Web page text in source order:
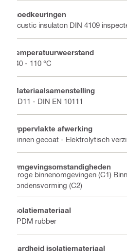
Goedkeuringen
Acustic insulaton DIN 4109
Temperatuurweerstand
-40 - 110 °C
Materiaalsamenstelling
DD11 - DIN EN 10111
Oppervlakte afwerking
Binnen gecoat - Elektrolytisch
Omgevingsomstandigheden
Droge binnenomgevingen (C1)
condensvorming (C2)
Isolatiemateriaal
EPDM rubber
Hardheid isolatiemateriaal